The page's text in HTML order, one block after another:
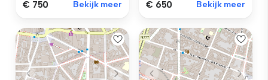
€ 750 Bekijk meer € 650 Bekijk meer